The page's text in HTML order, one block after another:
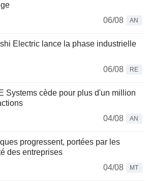
06/08
AN
Electric lance la phase industrielle
06/08
RE
Systems cède pour plus d'un million
04/08
AN
progressent, portées par les
des entreprises
04/08
MT